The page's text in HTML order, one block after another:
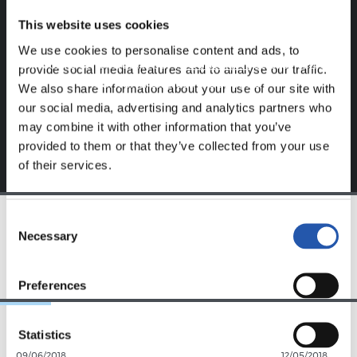
This website uses cookies
We use cookies to personalise content and ads, to
provide social media features and to analyse our traffic.
We also share information about your use of our site with
our social media, advertising and analytics partners who
may combine it with other information that you’ve
provided to them or that they’ve collected from your use
of their services.
Selection
Necessary
Preferences
Statistics
notre site web.
S'inscrire en cliquant sur l' Identifiant et profitez du
contenu exclusif pour vous.